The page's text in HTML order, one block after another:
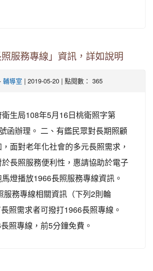
服務專線」資訊，詳如說明
輔導室 | 2019-05-20 | 點閱數： 365
生局108年5月16日桃衛照字第
函辦理。 二、有鑑民眾對長期照顧
面對老年化社會的多元長照需求，
長照服務便利性，惠請協助於電子
燈播放1966長照服務專線資訊。
服務專線相關資訊（下列2則輪
照需求者可撥打1966長照專線。
照專線，前5分鐘免費。